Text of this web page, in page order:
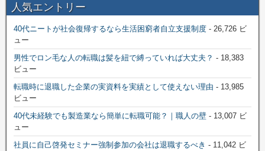
人気エントリー
40代ニートが社会復帰するなら生活困窮者自立支援制度 - 26,726 ビ
ュー
男性でロン毛な人の転職は髪を紐で縛っていれば大丈夫？ - 18,383
ビュー
転職時に退職した企業の実資料を実績として使えない理由 - 13,985
ビュー
40代未経験でも製造業なら簡単に転職可能？｜職人の壁 - 13,007 ビ
ュー
社員に自己啓発セミナー強制参加の会社は退職するべき - 11,042 ビ